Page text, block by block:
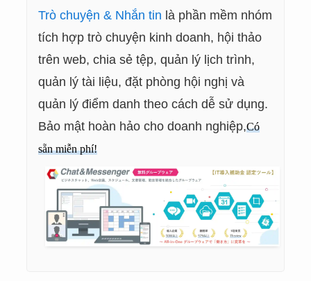
Trò chuyện & Nhắn tin là phần mềm nhóm
tích hợp trò chuyện kinh doanh, hội thảo
trên web, chia sẻ tệp, quản lý lịch trình,
quản lý tài liệu, đặt phòng hội nghị và
quản lý điểm danh theo cách dễ sử dụng.
Bảo mật hoàn hảo cho doanh nghiệp,Có
sẵn miễn phí!